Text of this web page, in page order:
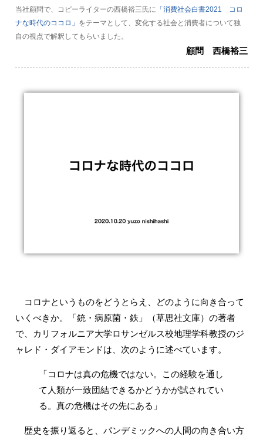
当社顧問で、コピーライターの西橋裕三氏に 「消費社会白書2021 コロ
ナな時代のココロ」 をテーマとして、変化する社会と消費者について独
自の視点で解釈してもらいました。
顧問 西橋裕三
コロナというものをどうとらえ、どのように向き合って
いくべきか。「銃・病原菌・鉄」（草思社文庫）の著者
で、カリフォルニア大学ロサンゼルス校地理学科教授のジ
ャレド・ダイアモンドは、次のように述べています。
「コロナは真の危機ではない。この経験を通し
て人類が一致団結できるかどうかが試されてい
る。真の危機はその先にある」
歴史を振り返ると、パンデミックへの人間の向き合い方